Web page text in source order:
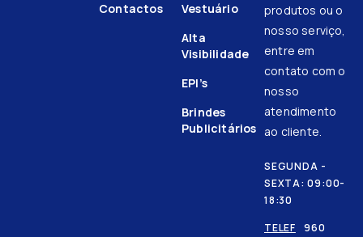
Contactos
Vestuário
Alta
Visibilidade
EPI’s
Brindes
Publicitários
produtos ou o
nosso serviço,
entre em
contato com o
nosso
atendimento
ao cliente.
SEGUNDA -
SEXTA: 09:00-
18:30
TELEF
960